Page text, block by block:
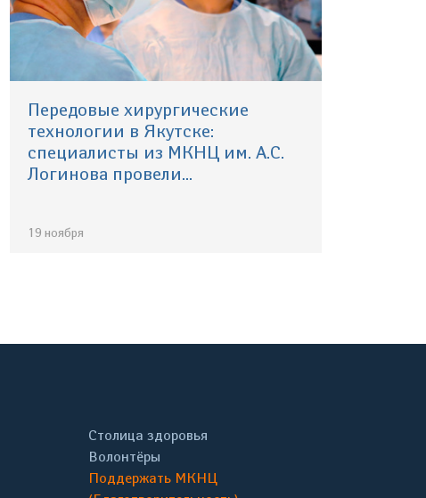
Передовые хирургические
технологии в Якутске:
специалисты из МКНЦ им. А.С.
Логинова провели...
19 ноября
Столица здоровья
Волонтёры
Поддержать МКНЦ